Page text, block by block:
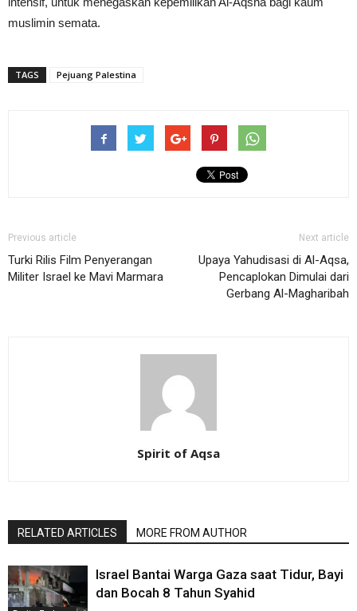
muslimin semata.
TAGS Pejuang Palestina
Previous article
Turki Rilis Film Penyerangan
Militer Israel ke Mavi Marmara
Next article
Upaya Yahudisasi di Al-Aqsa,
Pencaplokan Dimulai dari
Gerbang Al-Magharibah
Spirit of Aqsa
RELATED ARTICLES MORE FROM AUTHOR
Israel Bantai Warga Gaza saat Tidur, Bayi
dan Bocah 8 Tahun Syahid